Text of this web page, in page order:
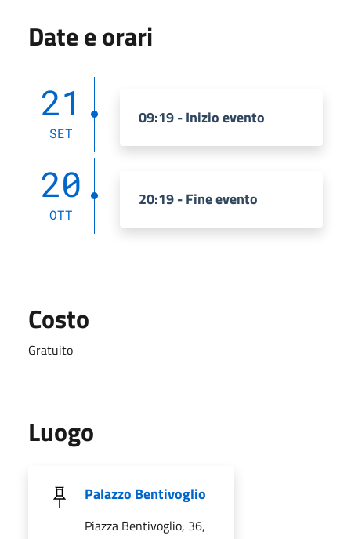
Date e orari
21
SET
09:19 - Inizio evento
20
OTT
20:19 - Fine evento
Costo
Gratuito
Luogo
Palazzo Bentivoglio
Piazza Bentivoglio, 36,